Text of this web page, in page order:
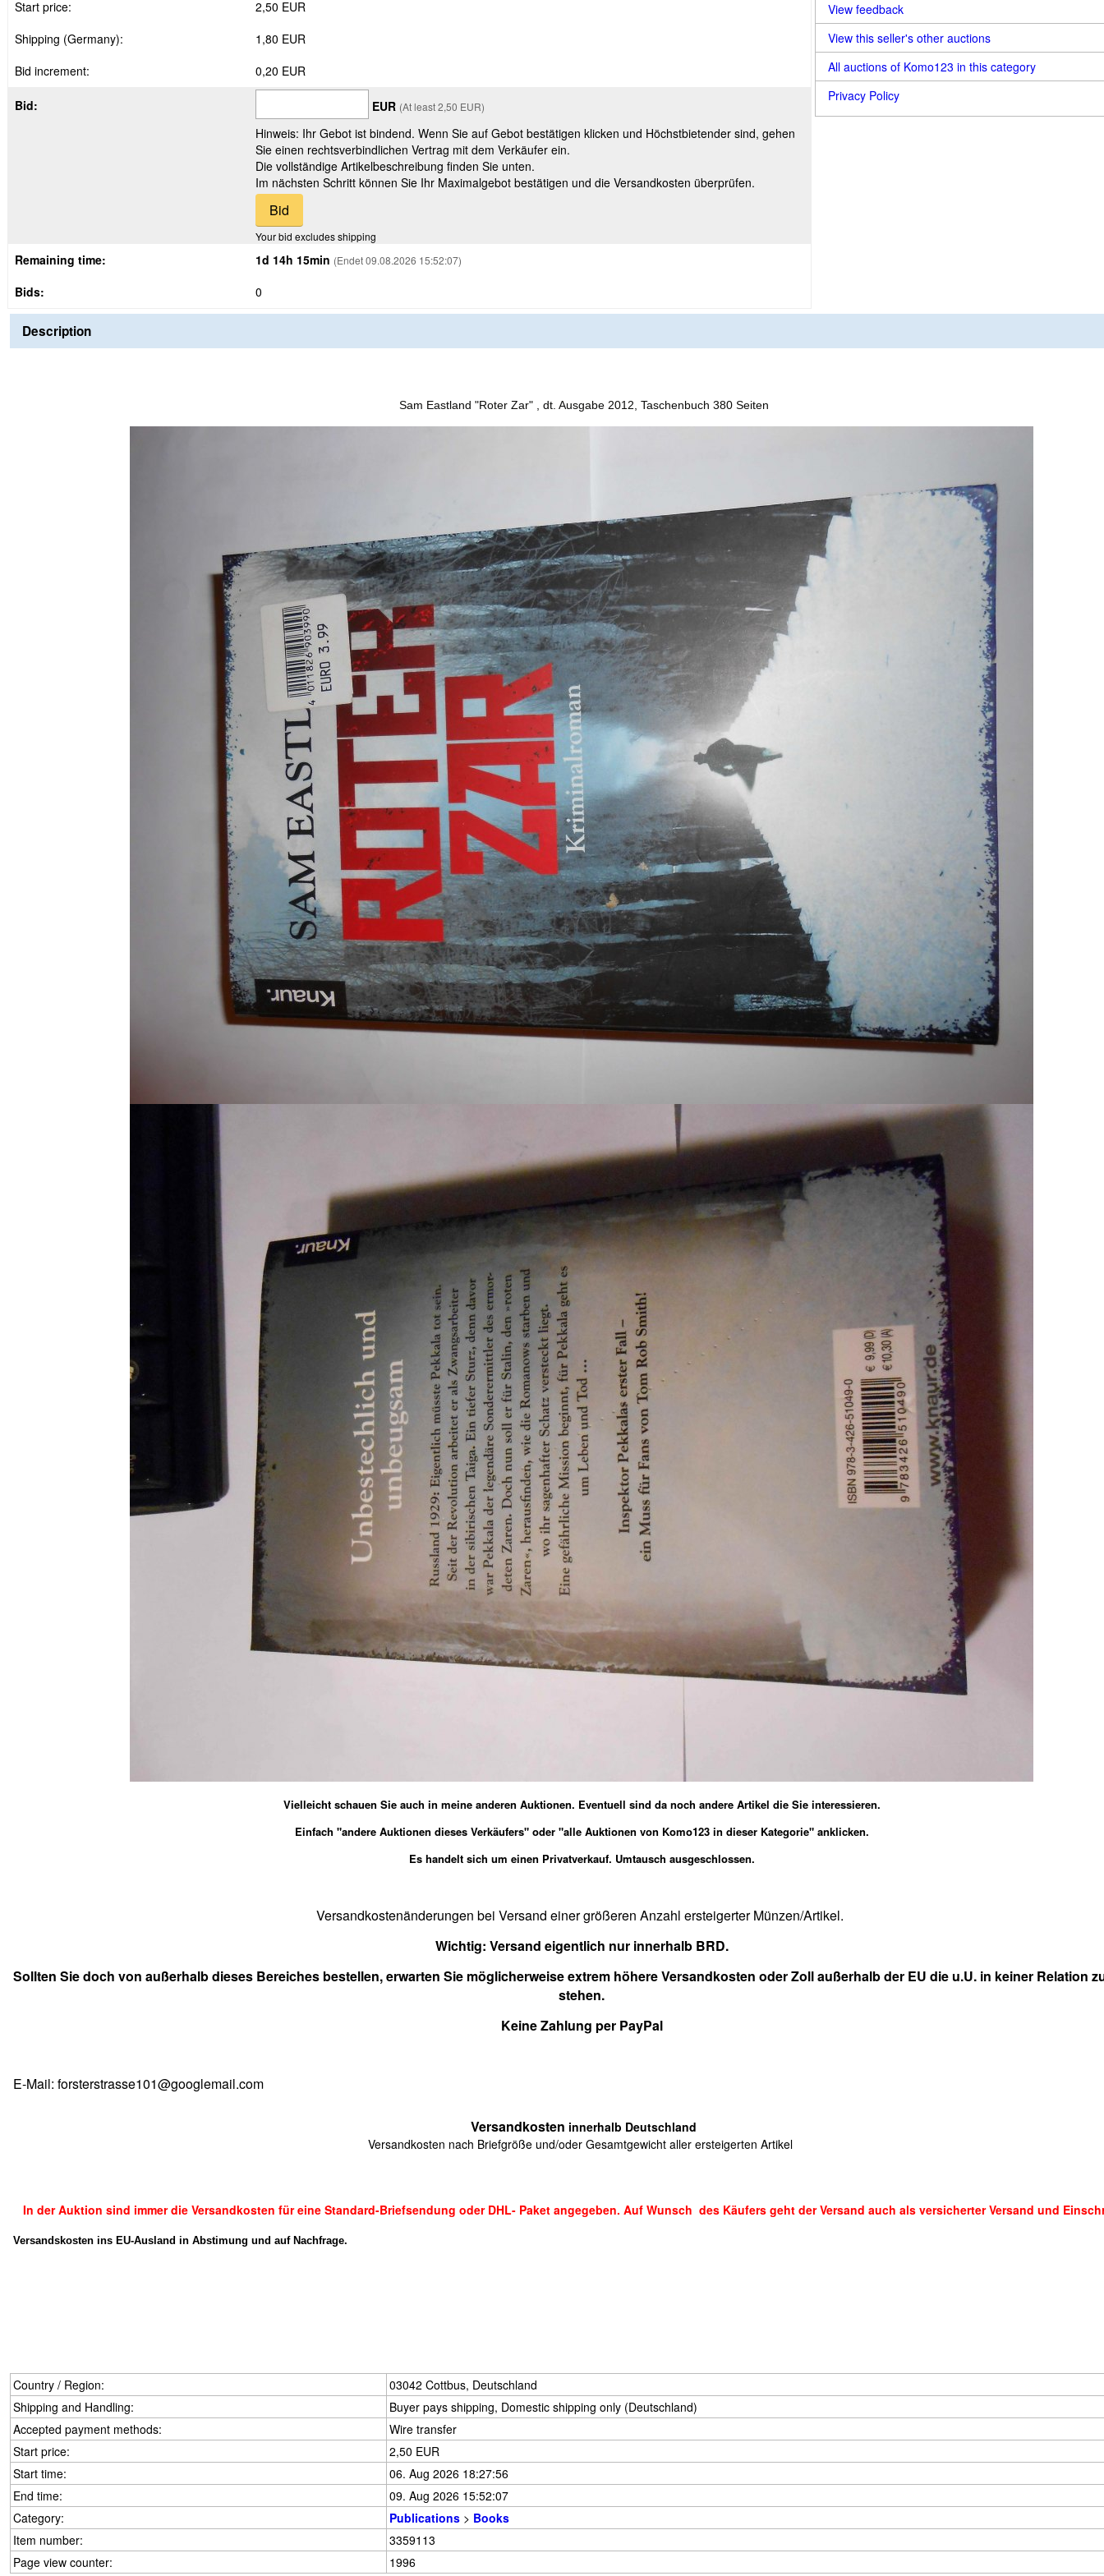
Start price:
2,50 EUR
Shipping (Germany):
1,80 EUR
Bid increment:
0,20 EUR
Bid: EUR (At least 2,50 EUR)
Hinweis: Ihr Gebot ist bindend. Wenn Sie auf Gebot bestätigen klicken und Höchstbietender sind, gehen
Sie einen rechtsverbindlichen Vertrag mit dem Verkäufer ein.
Die vollständige Artikelbeschreibung finden Sie unten.
Im nächsten Schritt können Sie Ihr Maximalgebot bestätigen und die Versandkosten überprüfen.
Your bid excludes shipping
Remaining time: 1d 14h 15min (Endet 09.08.2026 15:52:07)
Bids: 0
View feedback
View this seller's other auctions
All auctions of Komo123 in this category
Privacy Policy
Description
Sam Eastland "Roter Zar" , dt. Ausgabe 2012, Taschenbuch 380 Seiten
Vielleicht schauen Sie auch in meine anderen Auktionen. Eventuell sind da noch andere Artikel die Sie interessieren.
Einfach "andere Auktionen dieses Verkäufers" oder "alle Auktionen von Komo123 in dieser Kategorie" anklicken.
Es handelt sich um einen Privatverkauf. Umtausch ausgeschlossen.
Versandkostenänderungen bei Versand einer größeren Anzahl ersteigerter Münzen/Artikel.
Wichtig: Versand eigentlich nur innerhalb BRD.
Sollten Sie doch von außerhalb dieses Bereiches bestellen, erwarten Sie möglicherweise extrem höhere Versandkosten oder Zoll außerhalb der EU die u.U. in keiner Relation
stehen.
Keine Zahlung per PayPal
E-Mail: forsterstrasse101@googlemail.com
Versandkosten innerhalb Deutschland
Versandkosten nach Briefgröße und/oder Gesamtgewicht aller ersteigerten Artikel
In der Auktion sind immer die Versandkosten für eine Standard-Briefsendung oder DHL- Paket angegeben. Auf Wunsch des Käufers geht der Versand auch als versicherter Versand und
Versandskosten ins EU-Ausland in Abstimung und auf Nachfrage.
Country / Region:
03042 Cottbus, Deutschland
Shipping and Handling:
Buyer pays shipping, Domestic shipping only (Deutschland)
Accepted payment methods:
Wire transfer
Start price:
2,50 EUR
Start time:
06. Aug 2026 18:27:56
End time:
09. Aug 2026 15:52:07
Category:
Publications > Books
Item number:
3359113
Page view counter:
1996